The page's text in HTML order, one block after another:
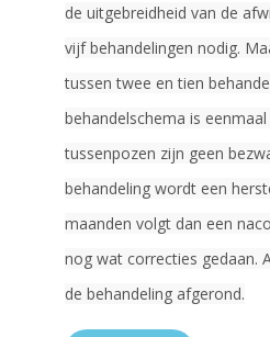
de uitgebreidheid van de
vijf behandelingen nodig.
tussen twee en tien
behandelschema is
tussenpozen zijn geen
behandeling wordt een
maanden volgt dan een
nog wat correcties gedaan.
de behandeling afgerond.